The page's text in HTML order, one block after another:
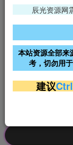
免费领支付
阿里云2核2G200M
年
超低价文字广告
辰光资源网
本站资源全部来
考，切勿用
建议